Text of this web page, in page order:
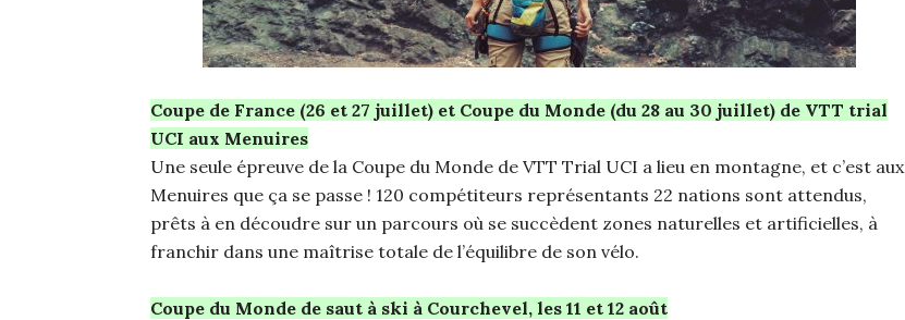
Coupe de France (26 et 27 juillet) et Coupe du Monde (du 28 au 30 juillet) de VTT trial
UCI aux Menuires
Une seule épreuve de la Coupe du Monde de VTT Trial UCI a lieu en montagne, et c’est aux
Menuires que ça se passe ! 120 compétiteurs représentants 22 nations sont attendus,
prêts à en découdre sur un parcours où se succèdent zones naturelles et artificielles, à
franchir dans une maîtrise totale de l’équilibre de son vélo.
Coupe du Monde de saut à ski à Courchevel, les 11 et 12 août